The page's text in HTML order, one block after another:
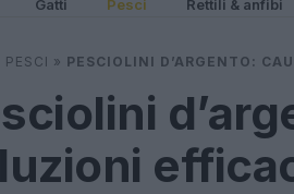
Gatti Pesci Rettili & anfibi
PESCI » PESCIOLINI D’ARGENTO: